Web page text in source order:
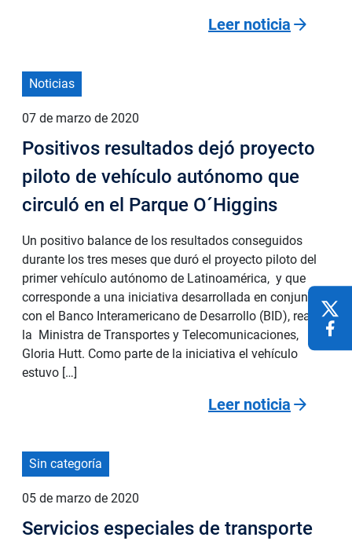
Leer noticia arrow_forward
Noticias
07 de marzo de 2020
Positivos resultados dejó proyecto
piloto de vehículo autónomo que
circuló en el Parque O´Higgins
Un positivo balance de los resultados conseguidos
durante los tres meses que duró el proyecto piloto del
primer vehículo autónomo de Latinoamérica, y que
corresponde a una iniciativa desarrollada en conjunto
con el Banco Interamericano de Desarrollo (BID), realizó
la Ministra de Transportes y Telecomunicaciones,
Gloria Hutt. Como parte de la iniciativa el vehículo
estuvo […]
Leer noticia arrow_forward
Sin categoría
05 de marzo de 2020
Servicios especiales de transporte